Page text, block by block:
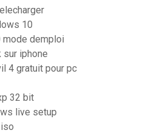
10
mode demploi
iphone
4 gratuit pour pc
32 bit
live setup